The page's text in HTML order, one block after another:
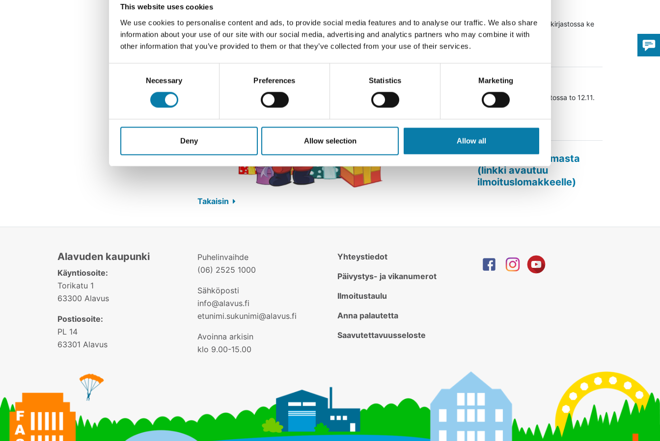
This website uses cookies
We use cookies to personalise content and ads, to provide social media features and to analyse our traffic. We also share
information about your use of our site with our social media, advertising and analytics partners who may combine it with
other information that you’ve provided to them or that they’ve collected from your use of their services.
Necessary Preferences Statistics Marketing
Deny Allow selection Allow all
Takaisin
Lukupiiri Alavuden pääkirjastossa ke
2.12. klo 17.30
12.11.2026
Satutunti Töysän kirjastossa to 12.11.
klo 9.30
Lue lisää
Ilmoita tapahtumasta
(linkki avautuu
ilmoituslomakkeelle)
Alavuden kaupunki
Käyntiosoite:
Torikatu 1
63300 Alavus
Postiosoite:
PL 14
63301 Alavus
Puhelinvaihde
(06) 2525 1000
Sähköposti
info@alavus.fi
etunimi.sukunimi@alavus.fi
Avoinna arkisin
klo 9.00-15.00
Yhteystiedot
Päivystys- ja vikanumerot
Ilmoitustaulu
Anna palautetta
Saavutettavuusseloste